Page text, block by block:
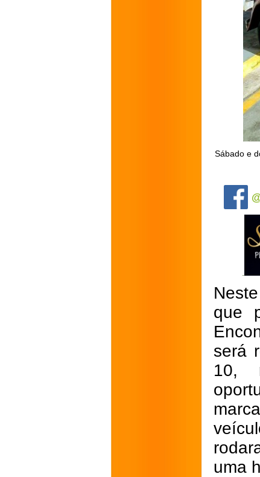
Sábado e
que
será
10,
uma